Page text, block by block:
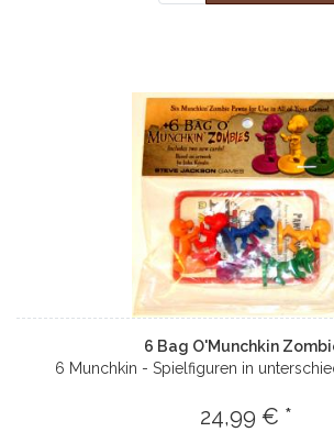
6 Bag O'Munchkin
6 Munchkin - Spielfiguren in
24,99 € *